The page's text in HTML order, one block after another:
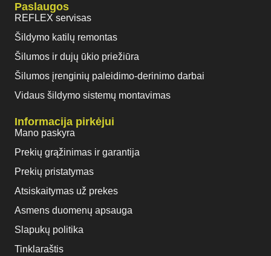
Paslaugos
REFLEX servisas
Šildymo katilų remontas
Šilumos ir dujų ūkio priežiūra
Šilumos įrenginių paleidimo-derinimo darbai
Vidaus šildymo sistemų montavimas
Informacija pirkėjui
Mano paskyra
Prekių grąžinimas ir garantija
Prekių pristatymas
Atsiskaitymas už prekes
Asmens duomenų apsauga
Slapukų politika
Tinklaraštis